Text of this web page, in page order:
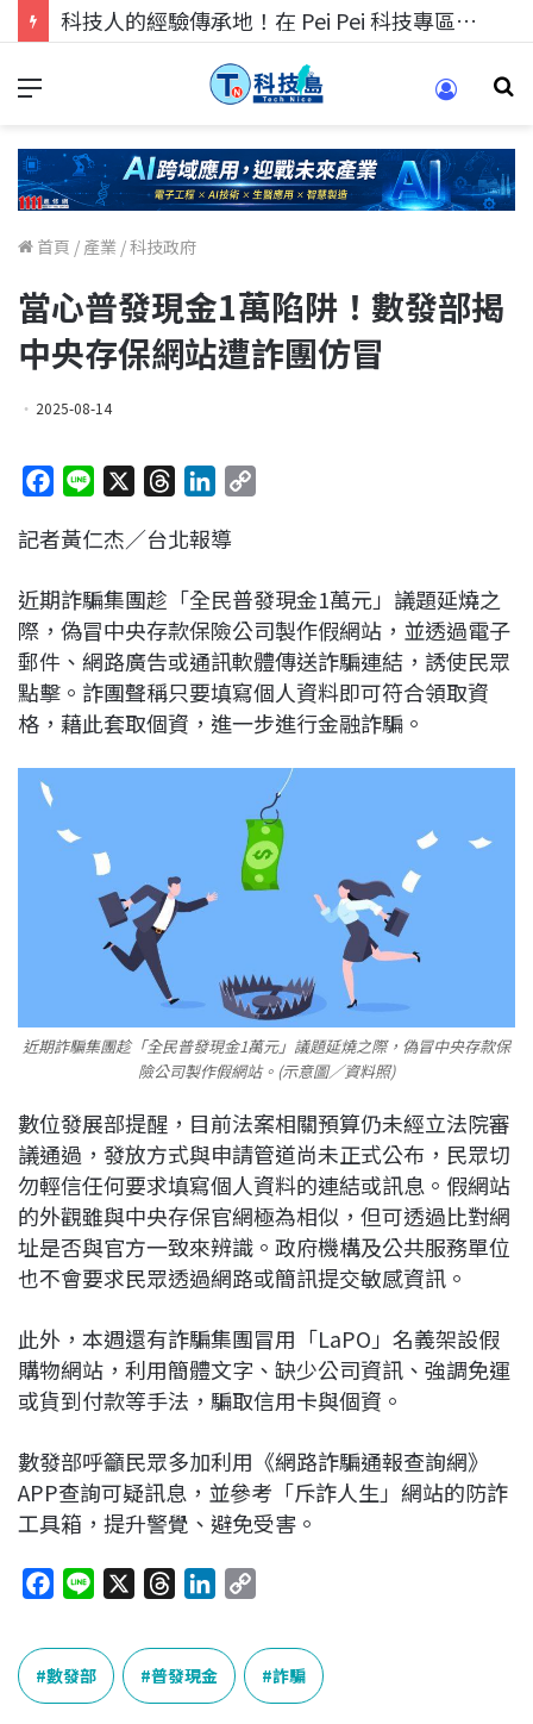
科技人的經驗傳承地！在 Pei Pei 科技專區，與學弟妹交流最硬核的技術
首頁 / 產業 /科技政府
當心普發現金1萬陷阱！數發部揭
中央存保網站遭詐團仿冒
2025-08-14
c
b
o
o
k
n
r
a
d
s
n
e
d
I
n
L
i
n
k
記者黃仁杰／台北報導
近期詐騙集團趁「全民普發現金1萬元」議題延燒之
際，偽冒中央存款保險公司製作假網站，並透過電子
郵件、網路廣告或通訊軟體傳送詐騙連結，誘使民眾
點擊。詐團聲稱只要填寫個人資料即可符合領取資
格，藉此套取個資，進一步進行金融詐騙。
近期詐騙集團趁「全民普發現金1萬元」議題延燒之際，偽冒中央存款保
險公司製作假網站。(示意圖／資料照)
數位發展部提醒，目前法案相關預算仍未經立法院審
議通過，發放方式與申請管道尚未正式公布，民眾切
勿輕信任何要求填寫個人資料的連結或訊息。假網站
的外觀雖與中央存保官網極為相似，但可透過比對網
址是否與官方一致來辨識。政府機構及公共服務單位
也不會要求民眾透過網路或簡訊提交敏感資訊。
此外，本週還有詐騙集團冒用「LaPO」名義架設假
購物網站，利用簡體文字、缺少公司資訊、強調免運
或貨到付款等手法，騙取信用卡與個資。
數發部呼籲民眾多加利用《網路詐騙通報查詢網》
APP查詢可疑訊息，並參考「斥詐人生」網站的防詐
工具箱，提升警覺、避免受害。
c
e
b
n
e
r
e
a
n
k
e
p
y
L
數發部 普發現金 詐騙